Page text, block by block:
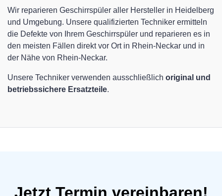
Wir reparieren Geschirrspüler aller Hersteller in Heidelberg
und Umgebung. Unsere qualifizierten Techniker ermitteln
die Defekte von Ihrem Geschirrspüler und reparieren es in
den meisten Fällen direkt vor Ort in Rhein-Neckar und in
der Nähe von Rhein-Neckar.
Unsere Techniker verwenden ausschließlich original und
betriebssichere Ersatzteile.